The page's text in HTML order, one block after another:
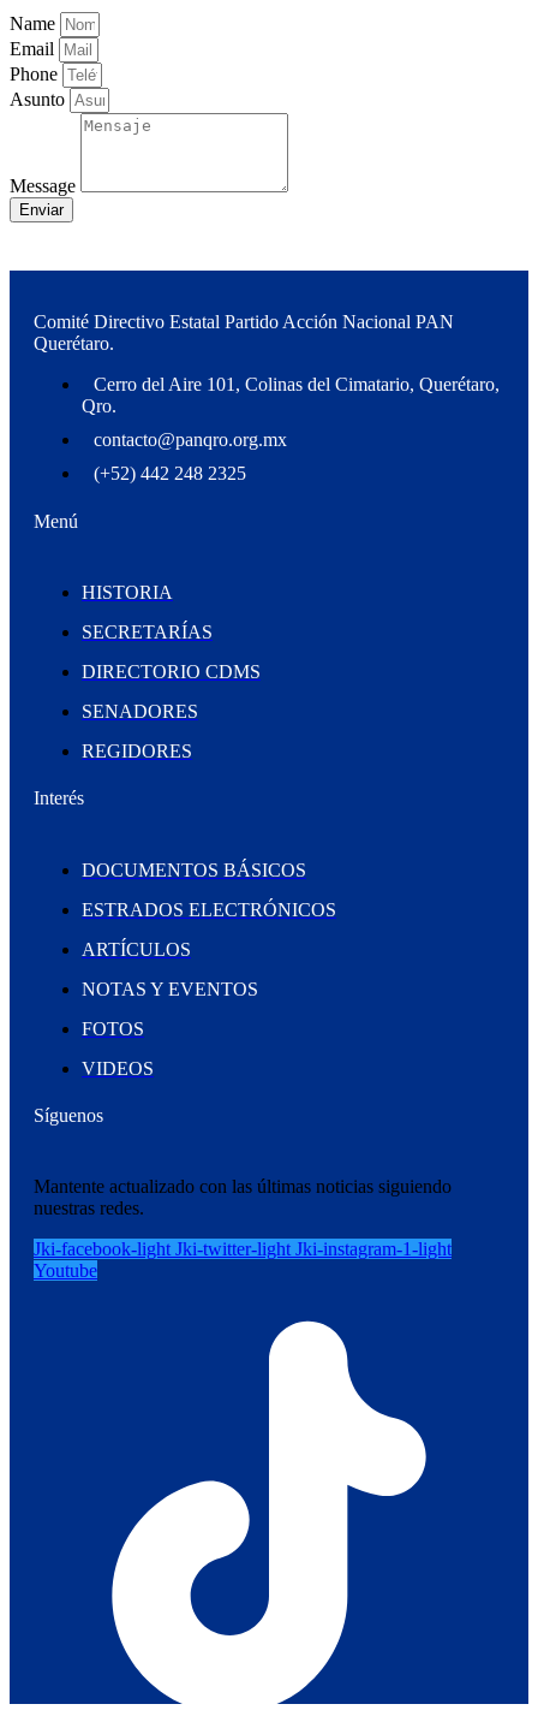
Name
Email
Phone
Asunto
Message
Enviar
Comité Directivo Estatal Partido Acción Nacional PAN
Querétaro.
Cerro del Aire 101, Colinas del Cimatario, Querétaro,
Qro.
contacto@panqro.org.mx
(+52) 442 248 2325
Menú
HISTORIA
SECRETARÍAS
DIRECTORIO CDMS
SENADORES
REGIDORES
Interés
DOCUMENTOS BÁSICOS
ESTRADOS ELECTRÓNICOS
ARTÍCULOS
NOTAS Y EVENTOS
FOTOS
VIDEOS
Síguenos
Mantente actualizado con las últimas noticias siguiendo
nuestras redes.
Jki-facebook-light Jki-twitter-light Jki-instagram-1-light
Youtube